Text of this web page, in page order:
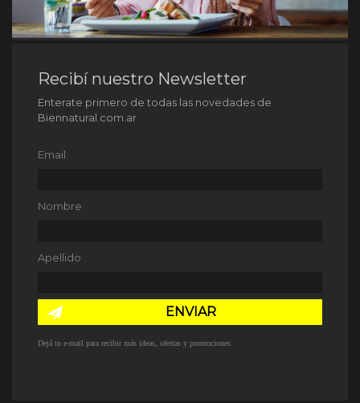
Recibí nuestro Newsletter
Enterate primero de todas las novedades de
Biennatural.com.ar
Email
Nombre
Apellido
ENVIAR
Dejá tu e-mail para recibir más ideas, ofertas y promociones.